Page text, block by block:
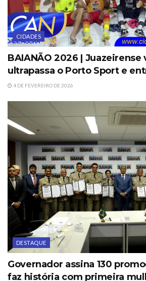
CIDADES
BAIANÃO 2026 | Juazeirense
ultrapassa o Porto Sport e
4 DE FEVEREIRO DE 2026
DESTAQUE
Governador assina 130
faz história com primeira